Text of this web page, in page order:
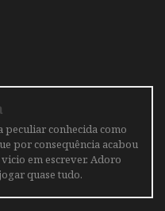
peculiar conhecida como
por consequência acabou
em escrever. Adoro
quase tudo.